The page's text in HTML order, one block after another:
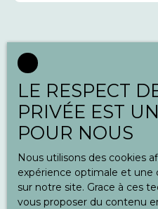
LE RESPECT
PRIVÉE EST
POUR NOUS
Nous utilisons des cookies
expérience optimale et
sur notre site. Grace à ces
vous proposer du contenu